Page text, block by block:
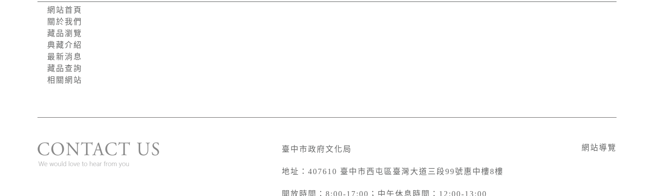
網站首頁
關於我們
藏品瀏覽
典藏介紹
最新消息
藏品查詢
相關網站
臺中市政府文化局
地址：407610 臺中市西屯區臺灣大道三段99號惠中樓8樓
開放時間：8:00-17:00；中午休息時間：12:00-13:00
網站導覽